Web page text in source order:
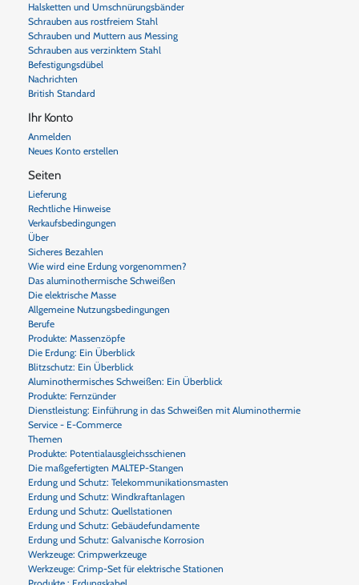
Halsketten und Umschnürungsbänder
Schrauben aus rostfreiem Stahl
Schrauben und Muttern aus Messing
Schrauben aus verzinktem Stahl
Befestigungsdübel
Nachrichten
British Standard
Ihr Konto
Anmelden
Neues Konto erstellen
Seiten
Lieferung
Rechtliche Hinweise
Verkaufsbedingungen
Über
Sicheres Bezahlen
Wie wird eine Erdung vorgenommen?
Das aluminothermische Schweißen
Die elektrische Masse
Allgemeine Nutzungsbedingungen
Berufe
Produkte: Massenzöpfe
Die Erdung: Ein Überblick
Blitzschutz: Ein Überblick
Aluminothermisches Schweißen: Ein Überblick
Produkte: Fernzünder
Dienstleistung: Einführung in das Schweißen mit Aluminothermie
Service - E-Commerce
Themen
Produkte: Potentialausgleichsschienen
Die maßgefertigten MALTEP-Stangen
Erdung und Schutz: Telekommunikationsmasten
Erdung und Schutz: Windkraftanlagen
Erdung und Schutz: Quellstationen
Erdung und Schutz: Gebäudefundamente
Erdung und Schutz: Galvanische Korrosion
Werkzeuge: Crimpwerkzeuge
Werkzeuge: Crimp-Set für elektrische Stationen